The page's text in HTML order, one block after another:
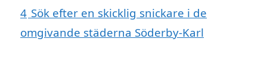
4 Sök efter en skicklig snickare i de
omgivande städerna Söderby-Karl